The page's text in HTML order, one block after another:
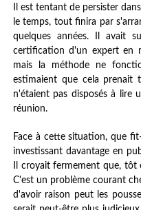
Il est tentant de persister
le temps, tout finira par
quelques années. Il avait
certification d'un expert en
mais la méthode ne
estimaient que cela prenait
n'étaient pas disposés à lire
réunion.
Face à cette situation, que
investissant davantage en
Il croyait fermement que,
C'est un problème courant
d'avoir raison peut les